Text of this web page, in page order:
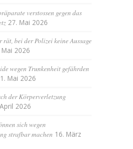
verstossen gegen das
27. Mai 2026
bei der Polizei keine Aussage
Mai 2026
wegen Trunkenheit gefährden
1. Mai 2026
der Körperverletzung
2026
sich wegen
strafbar machen 16. März